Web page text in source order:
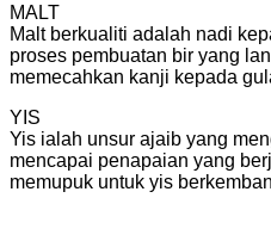
MALT
Malt berkualiti adalah nadi
proses pembuatan bir yang
memecahkan kanji kepada
YIS
Yis ialah unsur ajaib yang
mencapai penapaian yang
memupuk untuk yis